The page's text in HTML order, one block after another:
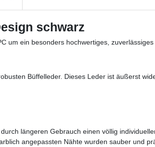
schwarz
um ein besonders hochwertiges,
Büffelleder. Dieses Leder ist äußerst
längeren Gebrauch einen völlig
angepassten Nähte wurden sauber und